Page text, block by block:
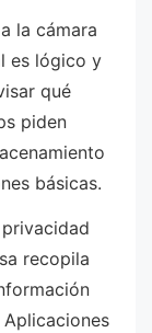
la cámara
es lógico y
qué
piden
básicas.
recopila